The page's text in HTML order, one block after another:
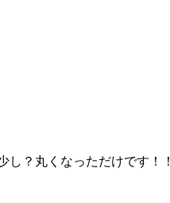
？丸くなっただけです！！